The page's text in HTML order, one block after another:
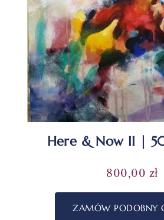
Here & Now II |
800,00 zł
ZAMÓW PODOBNY